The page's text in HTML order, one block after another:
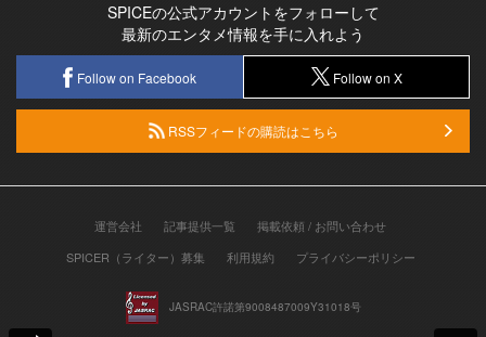
SPICEの公式アカウントをフォローして
最新のエンタメ情報を手に入れよう
Follow on Facebook Follow on X
RSSフィードの購読はこちら
運営会社 記事提供一覧
掲載依頼 / お問い合わせ
SPICER（ライター）募集
利用規約 プライバシーポリシー
JASRAC許諾第9008487009Y31018号